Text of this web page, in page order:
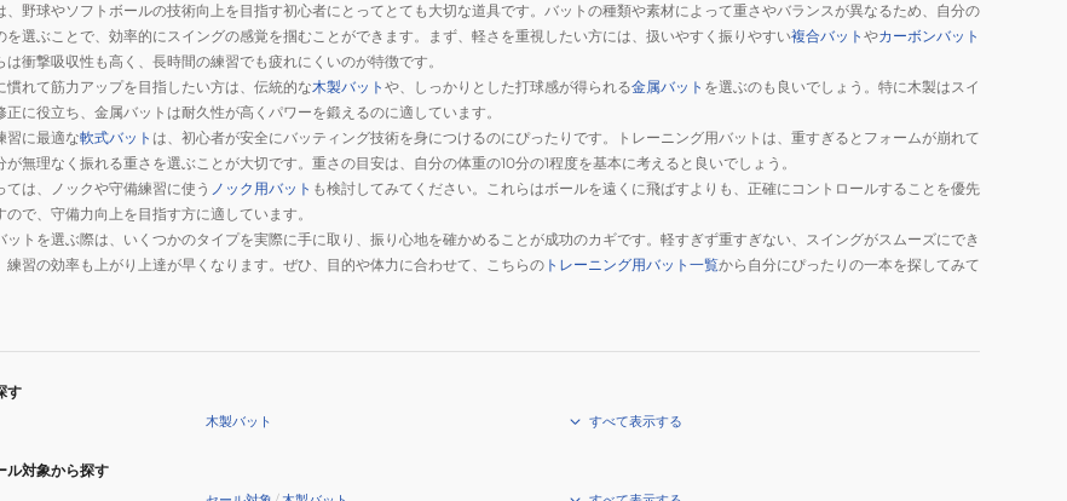
、野球やソフトボールの技術向上を目指す初心者にとってとても大切な道具です。バットの種類や素材によって重さやバランスが異なるため、自分の
を選ぶことで、効率的にスイングの感覚を掴むことができます。まず、軽さを重視したい方には、扱いやすく振りやすい複合バット やカーボンバット
衝撃吸収性も高く、長時間の練習でも疲れにくいのが特徴です。
慣れて筋力アップを目指したい方は、伝統的な木製バット や、しっかりとした打球感が得られる金属バット を選ぶのも良いでしょう。特に木製はスイ
に役立ち、金属バットは耐久性が高くパワーを鍛えるのに適しています。
習に最適な軟式バット は、初心者が安全にバッティング技術を身につけるのにぴったりです。トレーニング用バットは、重すぎるとフォームが崩れて
が無理なく振れる重さを選ぶことが大切です。重さの目安は、自分の体重の10分の1程度を基本に考えると良いでしょう。
ては、ノックや守備練習に使う ノック用バット も検討してみてください。これらはボールを遠くに飛ばすよりも、正確にコントロールすることを優先
で、守備力向上を目指す方に適しています。
ットを選ぶ際は、いくつかのタイプを実際に手に取り、振り心地を確かめることが成功のカギです。軽すぎず重すぎない、スイングがスムーズにでき
練習の効率も上がり上達が早くなります。ぜひ、目的や体力に合わせて、こちらの トレーニング用バット一覧から自分にぴったりの一本を探してみて
す
木製バット すべて表示する
ル対象から探す